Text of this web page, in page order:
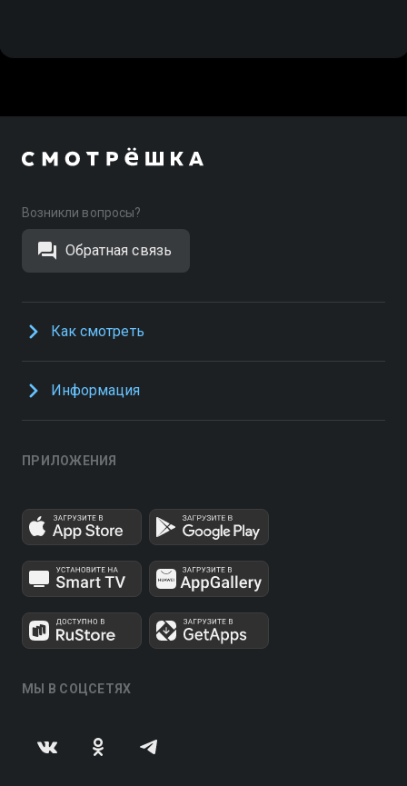
Возникли вопросы?
Обратная связь
Как смотреть
Информация
ПРИЛОЖЕНИЯ
МЫ В СОЦСЕТЯХ